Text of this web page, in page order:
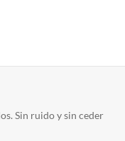
Sin ruido y sin ceder